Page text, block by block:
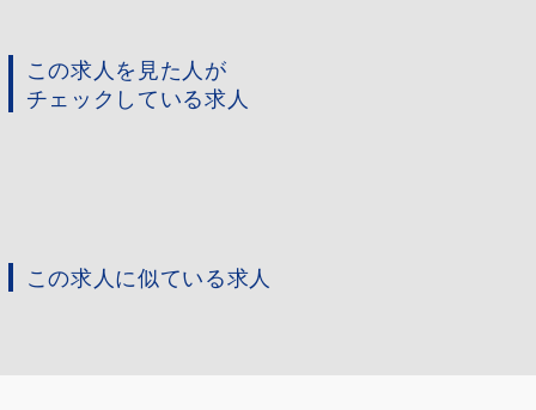
この求人を見た人が
チェックしている求人
この求人に似ている求人